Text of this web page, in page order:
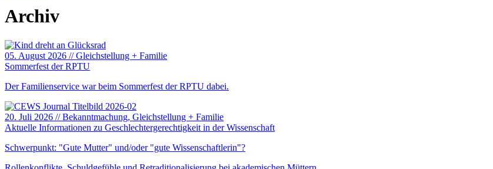
Archiv
05. August 2026 //Gleichstellung + Familie
Sommerfest der RPTU
Der Familienservice war beim Sommerfest der RPTU dabei.
20. Juli 2026 //Bekanntmachung, Gleichstellung + Familie
Aktuelle Informationen zu Geschlechtergerechtigkeit in der Wissenschaft
Schwerpunkt: "Gute Mutter" und/oder "gute Wissenschaftlerin"?